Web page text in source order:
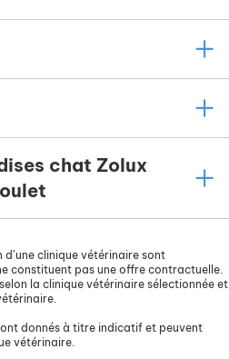
chat Zolux
clinique vétérinaire sont
constituent pas une offre contractuelle.
la clinique vétérinaire sélectionnée et
donnés à titre indicatif et peuvent
vétérinaire.